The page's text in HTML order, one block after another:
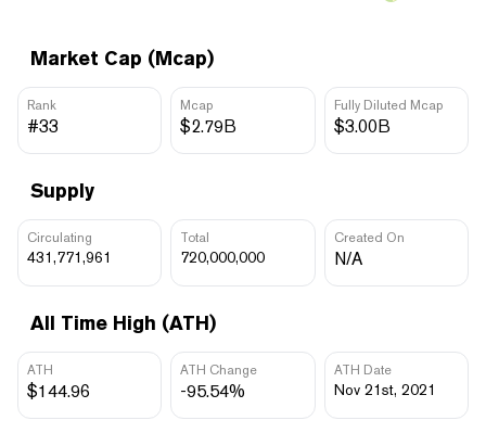
Market Cap (Mcap)
Rank
#33
Mcap
$2.79B
Fully Diluted Mcap
$3.00B
Supply
Circulating
431,771,961
Total
720,000,000
Created On
N/A
All Time High (ATH)
ATH
$144.96
ATH Change
-95.54%
ATH Date
Nov 21st, 2021